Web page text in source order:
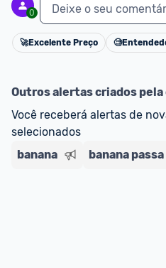
0 Deixe o seu
🚀Excelente Preço 🧐
Outros alertas criados pela
Você receberá alertas de
selecionados
banana
banana passa